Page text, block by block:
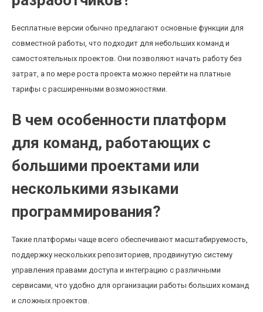
Бесплатные версии обычно предлагают основные функции для
совместной работы, что подходит для небольших команд и
самостоятельных проектов. Они позволяют начать работу без
затрат, а по мере роста проекта можно перейти на платные
тарифы с расширенными возможностями.
В чем особенности платформ
для команд, работающих с
большими проектами или
несколькими языками
программирования?
Такие платформы чаще всего обеспечивают масштабируемость,
поддержку нескольких репозиториев, продвинутую систему
управления правами доступа и интеграцию с различными
сервисами, что удобно для организации работы больших команд
и сложных проектов.